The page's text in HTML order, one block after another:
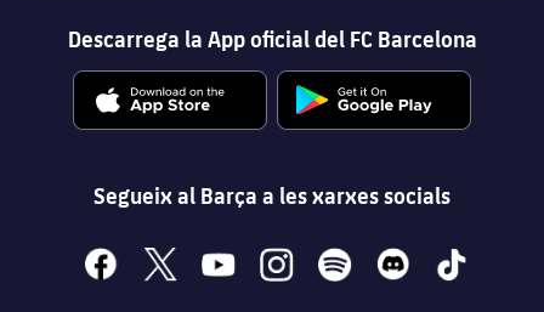
Descarrega la App oficial del FC Barcelona
Segueix al Barça a les xarxes socials
facebook
x youtubeinstagramspotify discord tiktok